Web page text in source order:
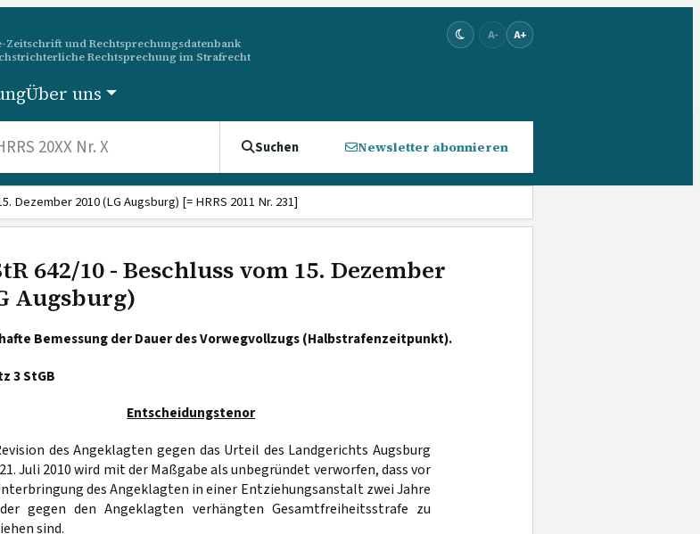
Zeitschrift und Rechtsprechungsdatenbank
Rechtsprechung im Strafrecht
A- A+
Über uns
Suchen Newsletter abonnieren
Dezember 2010 (LG Augsburg) [= HRRS 2011 Nr. 231]
642/10 - Beschluss vom 15. Dezember
Augsburg)
Bemessung der Dauer des Vorwegvollzugs (Halbstrafenzeitpunkt).
3 StGB
Entscheidungstenor
des Angeklagten gegen das Urteil des Landgerichts Augsburg
Juli 2010 wird mit der Maßgabe als unbegründet verworfen, dass vor
des Angeklagten in einer Entziehungsanstalt zwei Jahre
gegen den Angeklagten verhängten Gesamtfreiheitsstrafe zu
sind.